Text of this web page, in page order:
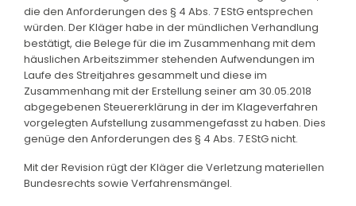
die den Anforderungen des § 4 Abs. 7 EStG entsprechen
würden. Der Kläger habe in der mündlichen Verhandlung
bestätigt, die Belege für die im Zusammenhang mit dem
häuslichen Arbeitszimmer stehenden Aufwendungen im
Laufe des Streitjahres gesammelt und diese im
Zusammenhang mit der Erstellung seiner am 30.05.2018
abgegebenen Steuererklärung in der im Klageverfahren
vorgelegten Aufstellung zusammengefasst zu haben. Dies
genüge den Anforderungen des § 4 Abs. 7 EStG nicht.
Mit der Revision rügt der Kläger die Verletzung materiellen
Bundesrechts sowie Verfahrensmängel.